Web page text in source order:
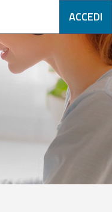
ACCEDI